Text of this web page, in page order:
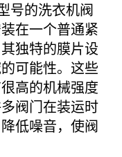
号的洗衣机阀
在一个普通紧
独特的膜片设
可能性。这些
高的机械强度
阀门在装运时
低噪音，使阀